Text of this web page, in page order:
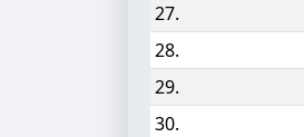
27.
28.
29.
30.